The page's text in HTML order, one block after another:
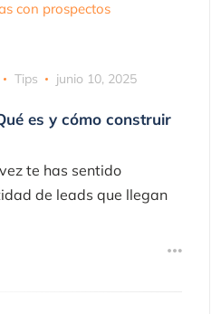
Tips junio 10, 2025
es y cómo construir
te has sentido
de leads que llegan